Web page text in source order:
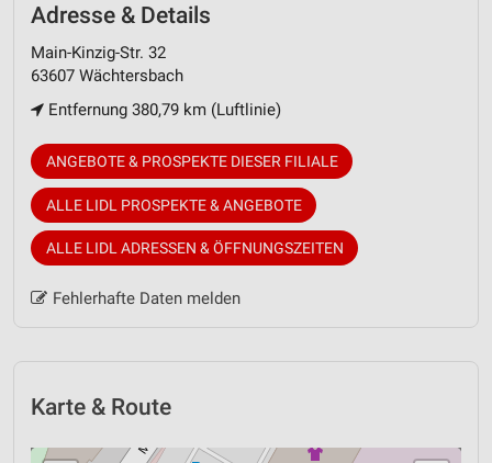
Adresse & Details
Main-Kinzig-Str. 32
63607 Wächtersbach
Entfernung 380,79 km (Luftlinie)
ANGEBOTE & PROSPEKTE DIESER FILIALE
ALLE LIDL PROSPEKTE & ANGEBOTE
ALLE LIDL ADRESSEN & ÖFFNUNGSZEITEN
Fehlerhafte Daten melden
Karte & Route